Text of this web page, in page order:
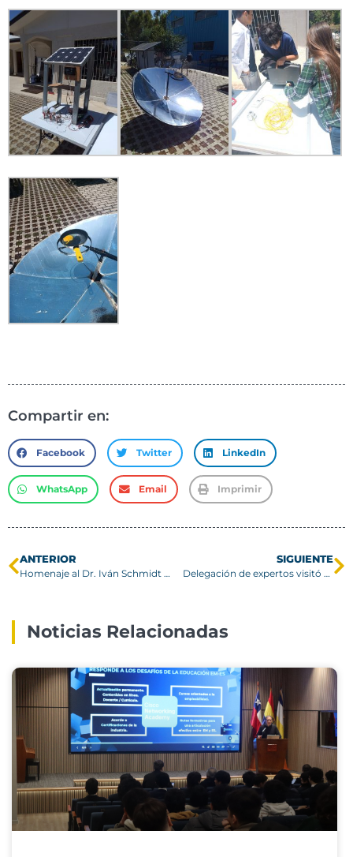
Compartir en:
Facebook Twitter LinkedIn
WhatsApp Email Imprimir
ANTERIOR
Homenaje al Dr. Iván Schmidt Andrade Q.E.P.D.
SIGUIENTE
Delegación de expertos visitó USM en el marco de curso internacional y seminario sobre el manejo del fuego
Noticias Relacionadas